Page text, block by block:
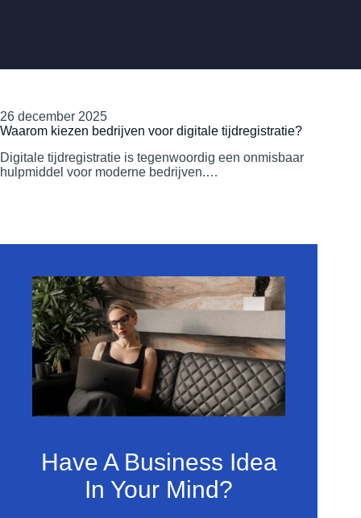
26 december 2025
Waarom kiezen bedrijven voor digitale tijdregistratie?
Digitale tijdregistratie is tegenwoordig een onmisbaar
hulpmiddel voor moderne bedrijven.…
Have A Business Idea
In Your Mind?